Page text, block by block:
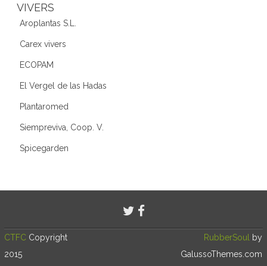
VIVERS
Aroplantas S.L.
Carex vivers
ECOPAM
El Vergel de las Hadas
Plantaromed
Siempreviva, Coop. V.
Spicegarden
CTFC Copyright
2015
RubberSoul
by
GalussoThemes.com